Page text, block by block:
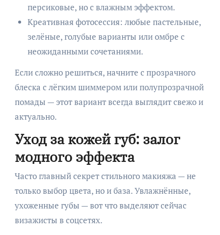
персиковые, но с влажным эффектом.
Креативная фотосессия: любые пастельные,
зелёные, голубые варианты или омбре с
неожиданными сочетаниями.
Если сложно решиться, начните с прозрачного
блеска с лёгким шиммером или полупрозрачной
помады — этот вариант всегда выглядит свежо и
актуально.
Уход за кожей губ: залог
модного эффекта
Часто главный секрет стильного макияжа — не
только выбор цвета, но и база. Увлажнённые,
ухоженные губы — вот что выделяют сейчас
визажисты в соцсетях.